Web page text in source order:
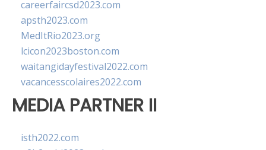
careerfaircsd2023.com
apsth2023.com
MedItRio2023.org
lcicon2023boston.com
waitangidayfestival2022.com
vacancesscolaires2022.com
MEDIA PARTNER II
isth2022.com